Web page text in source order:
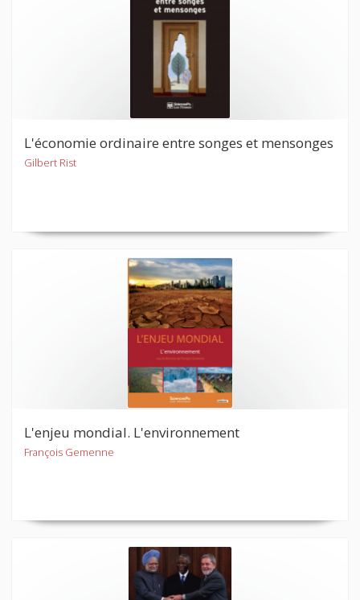
L'économie ordinaire entre songes et mensonges
Gilbert Rist
L'enjeu mondial. L'environnement
François Gemenne